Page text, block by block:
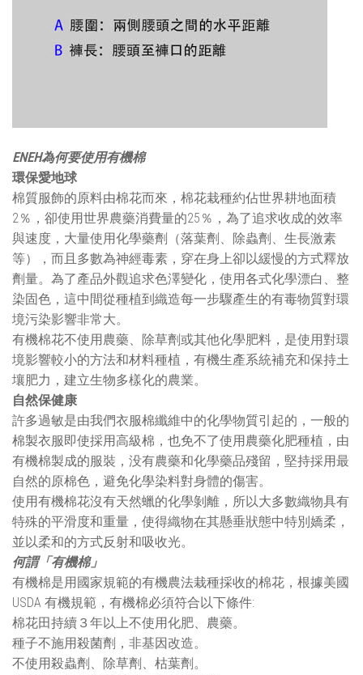
ENEH為何要使用有機棉
環保愛地球
棉質服飾的原料由棉花而來，棉花栽種約佔世界耕地面積
2％，卻使用世界農藥消費量的25％，為了追求收成的效率
與速度，大量使用化學藥劑（落葉劑、除蟲劑、生長激素
等），而且多數為神經毒素，穿在身上卻以緩慢的方式釋放
劑量。為了產品外觀追求色澤變化，使用各式化學漂白、整
染固色，這中間從種植到織造每一步驟產生的有毒物質對環
境污染影響非常大。
有機棉花不使用農藥、除草劑或其他化學肥料，是使用對環
境影響較小的方法和材料種植，有機生產系統補充和保持土
壤肥力，建立生物多樣化的農業。
自然保健康
許多過敏是由我們衣服棉纖維中的化學物質引起的，一般的
棉製衣服即使採用高級棉，也免不了使用農藥化肥種植，由
有機棉製成的服裝，没有農藥和化學藥品殘留，堅持採用最
自然的原棉色，避免化學染料對身體的傷害。
使用有機棉花沒有天然蠟的化學剝離，所以大多數織物具有
特殊的平滑度和重量，使得織物在其懸垂狀態中特別嬌柔，
並以柔和的方式反射和吸收光。
何謂「有機棉」
有機棉是用國家規範的有機農法栽種採收的棉花，根據美國
USDA 有機規範，有機棉必須符合以下條件:
棉花田持續３年以上不使用化肥、農藥。
種子不施用殺菌劑，非基因改造。
不使用殺蟲劑、除草劑、枯葉劑。